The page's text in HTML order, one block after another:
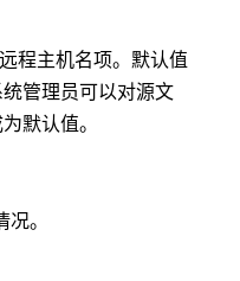
程主机名项。默认值
管理员可以对源文
默认值。
。